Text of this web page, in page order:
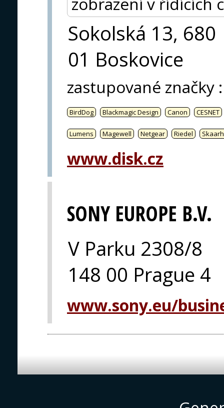
Sokolská 13, 680
01 Boskovice
zastupované značky :
BirdDog Blackmagic Design Canon CESNET
Lumens Magewell Netgear Riedel
www.disk.cz
SONY EUROPE B.V.
V Parku 2308/8
148 00 Prague 4
www.sony.eu/